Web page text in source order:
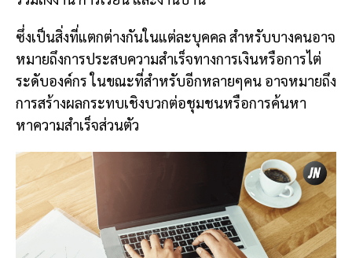
ซึ่งเป็นสิ่งที่แตกต่างกันในแต่ละบุคคล สำหรับบางคนอาจ
หมายถึงการประสบความสำเร็จทางการเงินหรือการไต่
ระดับองค์กร ในขณะที่สำหรับอีกหลายๆคน อาจหมายถึง
การสร้างผลกระทบเชิงบวกต่อชุมชนหรือการค้นหา
หาความสำเร็จส่วนตัว